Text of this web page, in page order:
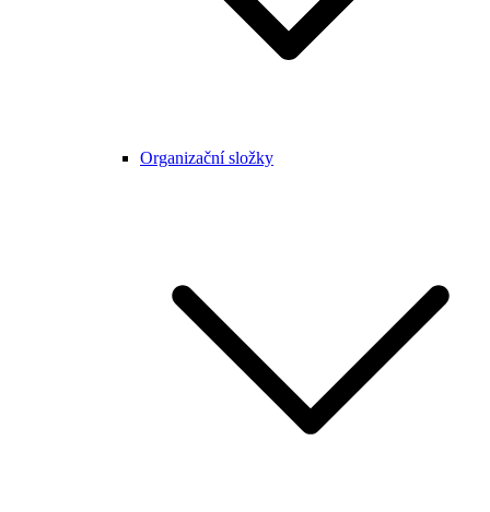
Organizační složky